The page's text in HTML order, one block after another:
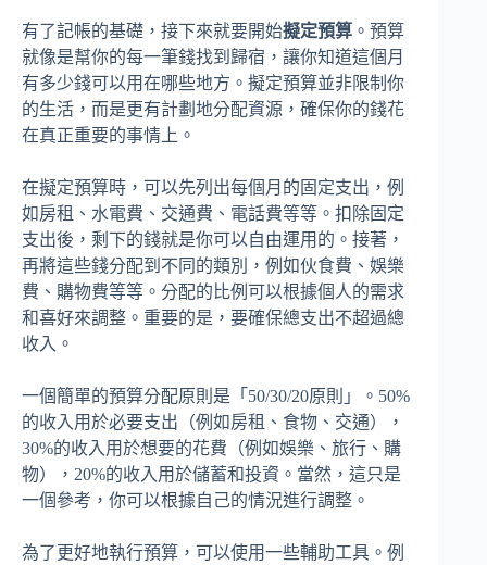
有了記帳的基礎，接下來就要開始擬定預算 。預算
就像是幫你的每一筆錢找到歸宿，讓你知道這個月
有多少錢可以用在哪些地方。擬定預算並非限制你
的生活，而是更有計劃地分配資源，確保你的錢花
在真正重要的事情上。
在擬定預算時，可以先列出每個月的固定支出，例
如房租、水電費、交通費、電話費等等。扣除固定
支出後，剩下的錢就是你可以自由運用的。接著，
再將這些錢分配到不同的類別，例如伙食費、娛樂
費、購物費等等。分配的比例可以根據個人的需求
和喜好來調整。重要的是，要確保總支出不超過總
收入。
一個簡單的預算分配原則是「50/30/20原則」。50%
的收入用於必要支出（例如房租、食物、交通），
30%的收入用於想要的花費（例如娛樂、旅行、購
物），20%的收入用於儲蓄和投資。當然，這只是
一個參考，你可以根據自己的情況進行調整。
為了更好地執行預算，可以使用一些輔助工具。例